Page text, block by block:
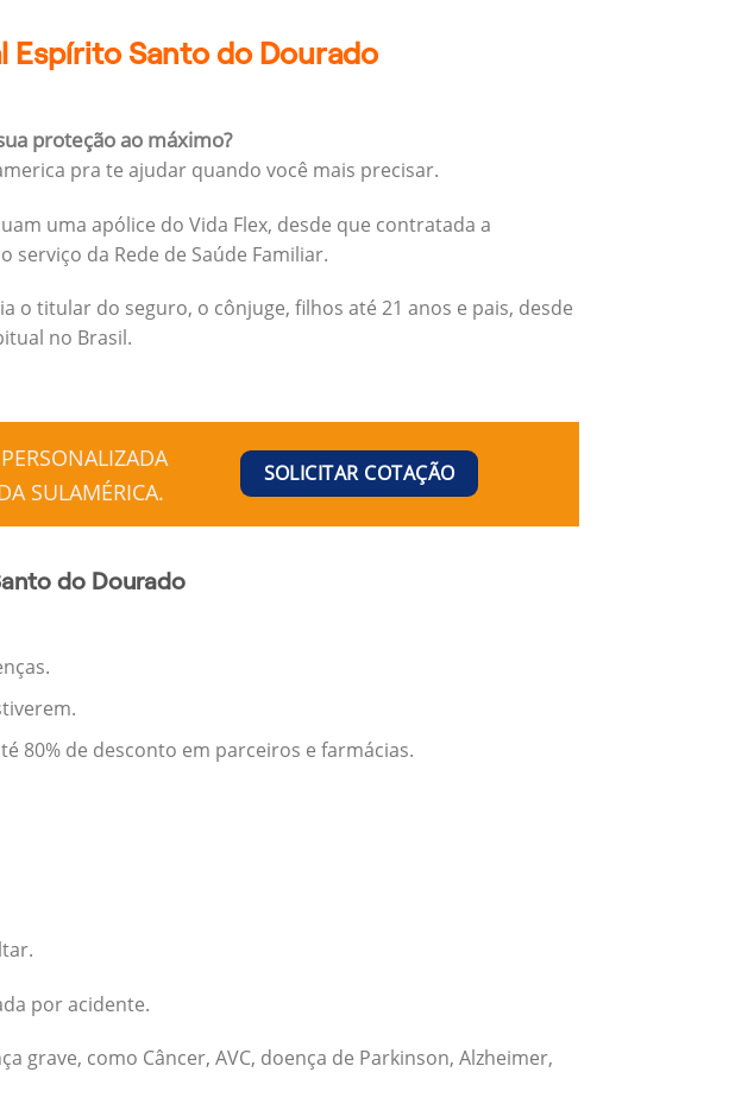
Espírito Santo do Dourado
proteção ao máximo?
pra te ajudar quando você mais precisar.
uma apólice do Vida Flex, desde que contratada a
serviço da Rede de Saúde Familiar.
o titular do seguro, o cônjuge, filhos até 21 anos e pais, desde
no Brasil.
SULAMÉRICA.
SOLICITAR COTAÇÃO
do Dourado
80% de desconto em parceiros e farmácias.
por acidente.
grave, como Câncer, AVC, doença de Parkinson, Alzheimer,